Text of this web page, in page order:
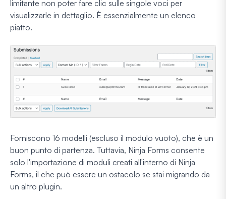
limitante non poter fare clic sulle singole voci per
visualizzarle in dettaglio. È essenzialmente un elenco
piatto.
Forniscono 16 modelli (escluso il modulo vuoto), che è un
buon punto di partenza. Tuttavia, Ninja Forms consente
solo l'importazione di moduli creati all'interno di Ninja
Forms, il che può essere un ostacolo se stai migrando da
un altro plugin.